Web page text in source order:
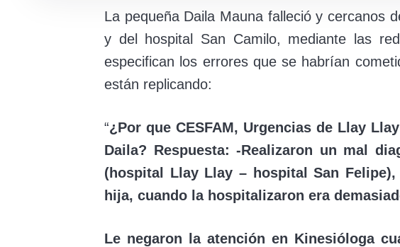
La pequeña Daila Mauna falleció y cercanos
y del hospital San Camilo, mediante las
especifican los errores que se habrían
están replicando:
“¿Por que CESFAM, Urgencias de Llay
Daila? Respuesta: -Realizaron un mal
(hospital Llay Llay – hospital San
hija, cuando la hospitalizaron era
Le negaron la atención en Kinesióloga